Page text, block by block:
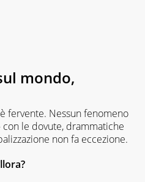
mondo,
fervente. Nessun fenomeno
le dovute, drammatiche
non fa eccezione.